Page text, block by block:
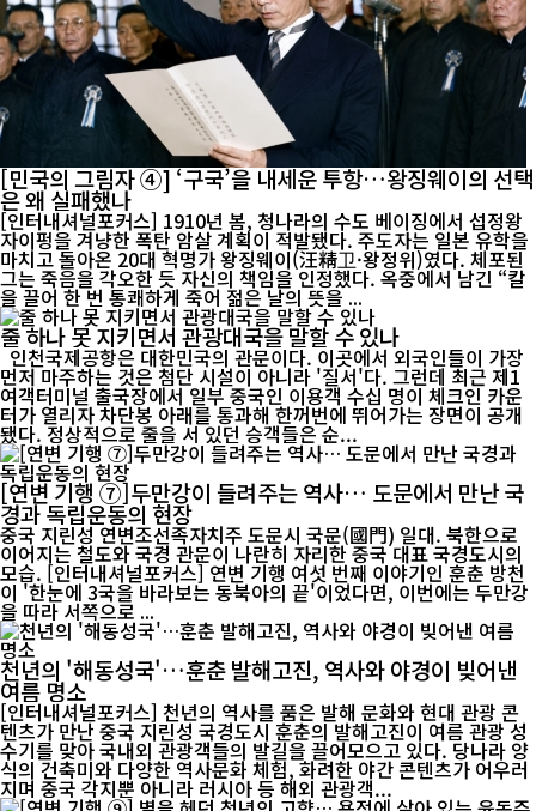
[민국의 그림자 ④] ‘구국’을 내세운 투항…왕징웨이의 선택
은 왜 실패했나
[인터내셔널포커스] 1910년 봄, 청나라의 수도 베이징에서 섭정왕
자이펑을 겨냥한 폭탄 암살 계획이 적발됐다. 주도자는 일본 유학을
마치고 돌아온 20대 혁명가 왕징웨이(汪精卫·왕정위)였다. 체포된
그는 죽음을 각오한 듯 자신의 책임을 인정했다. 옥중에서 남긴 “칼
을 끌어 한 번 통쾌하게 죽어 젊은 날의 뜻을 ...
줄 하나 못 지키면서 관광대국을 말할 수 있나
인천국제공항은 대한민국의 관문이다. 이곳에서 외국인들이 가장
먼저 마주하는 것은 첨단 시설이 아니라 '질서'다. 그런데 최근 제1
여객터미널 출국장에서 일부 중국인 이용객 수십 명이 체크인 카운
터가 열리자 차단봉 아래를 통과해 한꺼번에 뛰어가는 장면이 공개
됐다. 정상적으로 줄을 서 있던 승객들은 순...
[연변 기행 ⑦]두만강이 들려주는 역사… 도문에서 만난 국
경과 독립운동의 현장
중국 지린성 연변조선족자치주 도문시 국문(國門) 일대. 북한으로
이어지는 철도와 국경 관문이 나란히 자리한 중국 대표 국경도시의
모습. [인터내셔널포커스] 연변 기행 여섯 번째 이야기인 훈춘 방천
이 '한눈에 3국을 바라보는 동북아의 끝'이었다면, 이번에는 두만강
을 따라 서쪽으로 ...
천년의 '해동성국'…훈춘 발해고진, 역사와 야경이 빚어낸
여름 명소
[인터내셔널포커스] 천년의 역사를 품은 발해 문화와 현대 관광 콘
텐츠가 만난 중국 지린성 국경도시 훈춘의 발해고진이 여름 관광 성
수기를 맞아 국내외 관광객들의 발길을 끌어모으고 있다. 당나라 양
식의 건축미와 다양한 역사문화 체험, 화려한 야간 콘텐츠가 어우러
지며 중국 각지뿐 아니라 러시아 등 해외 관광객...